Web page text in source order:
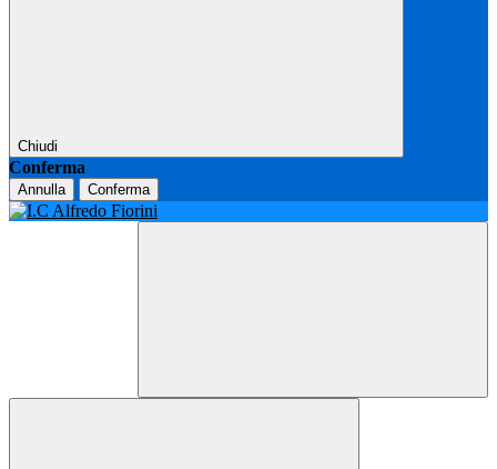
Chiudi
Conferma
Annulla Conferma